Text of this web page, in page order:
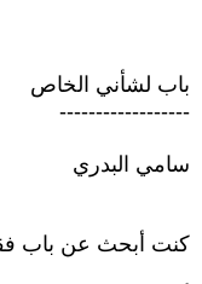
باب لشأني الخاص
------------------
سامي البدري
كنت أبحث عن باب